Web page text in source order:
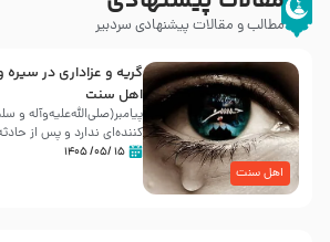
مطالب و مقالات پیشنهادی سردبیر
اهل سنت
گریه و عزاداری در سیره
اهل سنت
پیامبر(صلی‌الله‌علیه‌وآله و
کننده‌ای ندارد و پس از
۱۵ /۰۵/ ۱۴۰۵